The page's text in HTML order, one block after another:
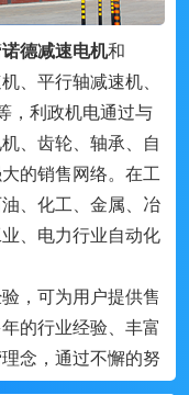
诺德减速电机和
、平行轴减速机、
，利政机电通过与
、齿轮、轴承、自
的销售网络。在工
、化工、金属、冶
、电力行业自动化
，可为用户提供售
的行业经验、丰富
念，通过不懈的努
家密切合作，形成